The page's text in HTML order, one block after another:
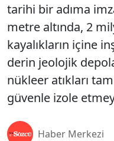
tarihi bir adıma
metre altında, 2
kayalıkların içine
derin jeolojik
nükleer atıkları
güvenle izole
Haber Merkezi